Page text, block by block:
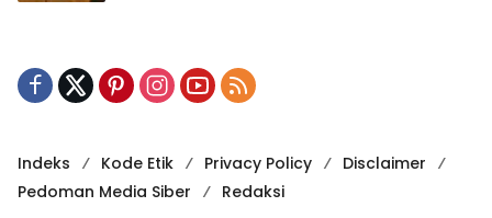
Indeks Kode Etik Privacy Policy
Disclaimer
Pedoman Media Siber
Redaksi